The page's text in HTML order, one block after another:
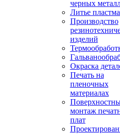
черных
Литье
Производство
изделий
Окраска
Печать на
пленочных
материалах
монтаж
плат